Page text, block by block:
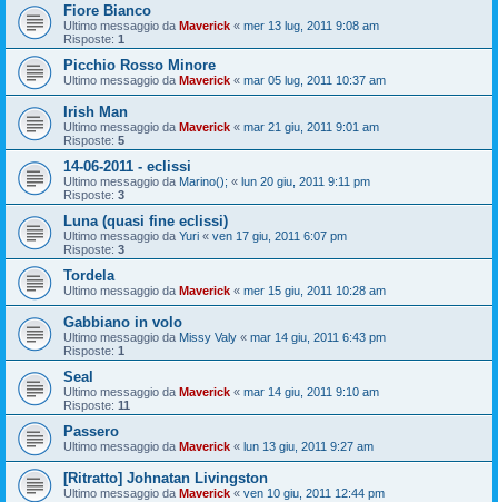
Fiore Bianco
Ultimo messaggio da Maverick « mer 13 lug, 2011 9:08 am
Risposte: 1
Picchio Rosso Minore
Ultimo messaggio da Maverick « mar 05 lug, 2011 10:37 am
Irish Man
Ultimo messaggio da Maverick « mar 21 giu, 2011 9:01 am
Risposte: 5
14-06-2011 - eclissi
Ultimo messaggio da Marino(); « lun 20 giu, 2011 9:11 pm
Risposte: 3
Luna (quasi fine eclissi)
Ultimo messaggio da Yuri « ven 17 giu, 2011 6:07 pm
Risposte: 3
Tordela
Ultimo messaggio da Maverick « mer 15 giu, 2011 10:28 am
Gabbiano in volo
Ultimo messaggio da Missy Valy « mar 14 giu, 2011 6:43 pm
Risposte: 1
Seal
Ultimo messaggio da Maverick « mar 14 giu, 2011 9:10 am
Risposte: 11
Passero
Ultimo messaggio da Maverick « lun 13 giu, 2011 9:27 am
[Ritratto] Johnatan Livingston
Ultimo messaggio da Maverick « ven 10 giu, 2011 12:44 pm